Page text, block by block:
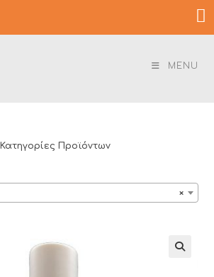
MENU
Κατηγορίες Προϊόντων
×